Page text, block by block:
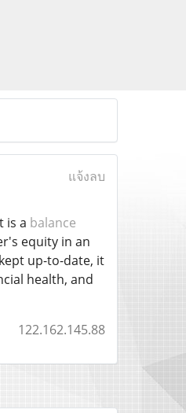
แจ้งลบ
is a balance
equity in an
up-to-date, it
health, and
122.162.145.88